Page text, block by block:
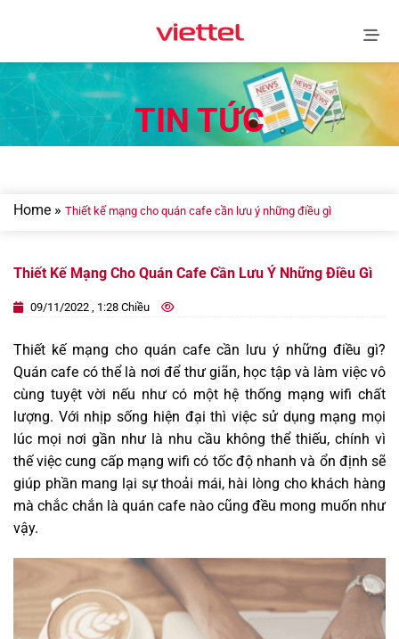
TIN TỨC
Home » Thiết kế mạng cho quán cafe cần lưu ý những điều gì
Thiết Kế Mạng Cho Quán Cafe Cần Lưu Ý Những Điều Gì
09/11/2022 , 1:28 Chiều
Thiết kế mạng cho quán cafe cần lưu ý những điều gì?
Quán cafe có thể là nơi để thư giãn, học tập và làm việc vô
cùng tuyệt vời nếu như có một hệ thống mạng wifi chất
lượng. Với nhịp sống hiện đại thì việc sử dụng mạng mọi
lúc mọi nơi gần như là nhu cầu không thể thiếu, chính vì
thế việc cung cấp mạng wifi có tốc độ nhanh và ổn định sẽ
giúp phần mang lại sự thoải mái, hài lòng cho khách hàng
mà chắc chắn là quán cafe nào cũng đều mong muốn như
vậy.